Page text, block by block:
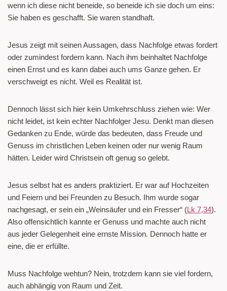
wenn ich diese nicht beneide, so beneide ich sie doch um eins:
Sie haben es geschafft. Sie waren standhaft.
Jesus zeigt mit seinen Aussagen, dass Nachfolge etwas fordert
oder zumindest fordern kann. Nach ihm beinhaltet Nachfolge
einen Ernst und es kann dabei auch ums Ganze gehen. Er
verschweigt es nicht. Weil es Realität ist.
Dennoch lässt sich hier kein Umkehrschluss ziehen wie: Wer
nicht leidet, ist kein echter Nachfolger Jesu. Denkt man diesen
Gedanken zu Ende, würde das bedeuten, dass Freude und
Genuss im christlichen Leben keinen oder nur wenig Raum
hätten. Leider wird Christsein oft genug so gelebt.
Jesus selbst hat es anders praktiziert. Er war auf Hochzeiten
und Feiern und bei Freunden zu Besuch. Ihm wurde sogar
nachgesagt, er sein ein „Weinsäufer und ein Fresser“ (Lk 7,34).
Also offensichtlich kannte er Genuss und machte auch nicht
aus jeder Gelegenheit eine ernste Mission. Dennoch hatte er
eine, die er erfüllte.
Muss Nachfolge wehtun? Nein, trotzdem kann sie viel fordern,
auch abhängig von Raum und Zeit.